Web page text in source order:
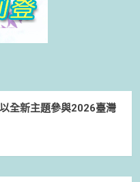
全新主題參與2026臺灣